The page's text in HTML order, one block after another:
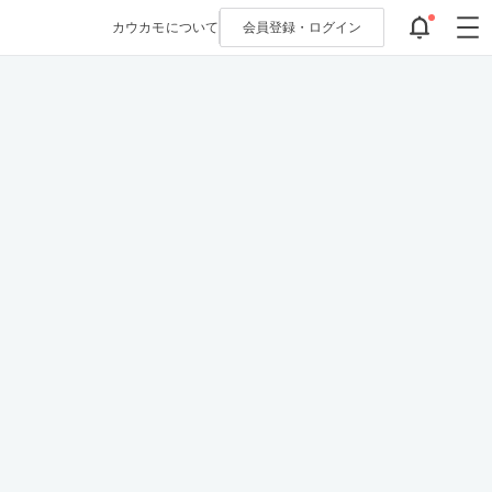
カウカモについて 会員登録・ ログイン